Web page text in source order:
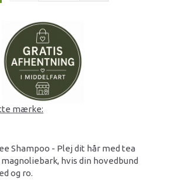
mærke:
Shampoo - Plej dit hår med tea
hvis din hovedbund
og ro.